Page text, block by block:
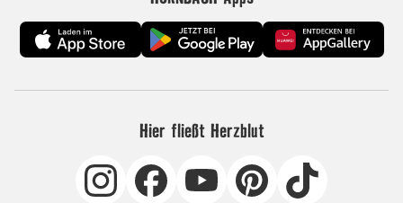
Hier fließt Herzblut